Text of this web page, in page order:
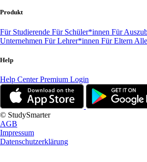
Produkt
Für Studierende Für Schüler*innen Für
Unternehmen Für Lehrer*innen Für Eltern
Help
Help CenterPremium Login
© StudySmarter
AGB
Impressum
Datenschutzerklärung